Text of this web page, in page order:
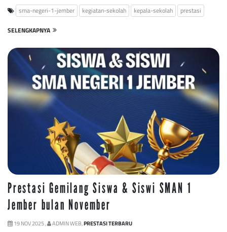
sma-negeri-1-jember kegiatan-sekolah kepala-sekolah prestasi
SELENGKAPNYA
Prestasi Gemilang Siswa & Siswi SMAN 1
Jember bulan November
19 NOV 2025 , ADMIN WEB,PRESTASI TERBARU